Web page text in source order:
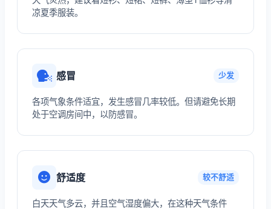
凉夏季服装。
感冒 少发
各项气象条件适宜，发生感冒几率较低。但请避免长期
处于空调房间中，以防感冒。
舒适度 较不舒适
白天天气多云，并且空气湿度偏大，在这种天气条件